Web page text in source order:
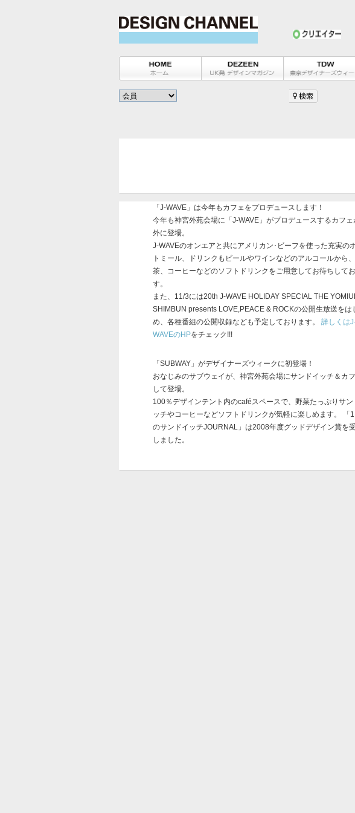
「J-WAVE」は今年もカフェをプロデュースします！
今年も神宮外苑会場に「J-WAVE」がプロデュースするカフェ
外に登場。
J-WAVEのオンエアと共にアメリカン･ビーフを使った充実の
トミール、ドリンクもビールやワインなどのアルコールから
茶、コーヒーなどのソフトドリンクをご用意してお待ちして
す。
また、11/3には20th J-WAVE HOLIDAY SPECIAL THE
SHIMBUN presents LOVE,PEACE & ROCKの公開生放送をは
め、各種番組の公開収録なども予定しております。 詳しくは
WAVEのHPをチェック!!!
「SUBWAY」がデザイナーズウィークに初登場！
おなじみのサブウェイが、神宮外苑会場にサンドイッチ＆カ
して登場。
100％デザインテント内のcaféスペースで、野菜たっぷりサン
ッチやコーヒーなどソフトドリンクが気軽に楽しめます。 「
のサンドイッチJOURNAL」は2008年度グッドデザイン賞を
しました。